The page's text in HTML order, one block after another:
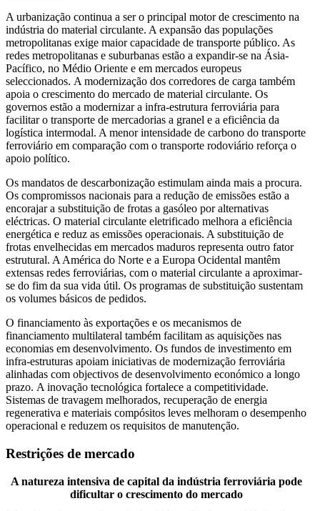
A urbanização continua a ser o principal motor de crescimento na
indústria do material circulante. A expansão das populações
metropolitanas exige maior capacidade de transporte público. As
redes metropolitanas e suburbanas estão a expandir-se na Ásia-
Pacífico, no Médio Oriente e em mercados europeus
seleccionados. A modernização dos corredores de carga também
apoia o crescimento do mercado de material circulante. Os
governos estão a modernizar a infra-estrutura ferroviária para
facilitar o transporte de mercadorias a granel e a eficiência da
logística intermodal. A menor intensidade de carbono do transporte
ferroviário em comparação com o transporte rodoviário reforça o
apoio político.
Os mandatos de descarbonização estimulam ainda mais a procura.
Os compromissos nacionais para a redução de emissões estão a
encorajar a substituição de frotas a gasóleo por alternativas
eléctricas. O material circulante eletrificado melhora a eficiência
energética e reduz as emissões operacionais. A substituição de
frotas envelhecidas em mercados maduros representa outro fator
estrutural. A América do Norte e a Europa Ocidental mantêm
extensas redes ferroviárias, com o material circulante a aproximar-
se do fim da sua vida útil. Os programas de substituição sustentam
os volumes básicos de pedidos.
O financiamento às exportações e os mecanismos de
financiamento multilateral também facilitam as aquisições nas
economias em desenvolvimento. Os fundos de investimento em
infra-estruturas apoiam iniciativas de modernização ferroviária
alinhadas com objectivos de desenvolvimento económico a longo
prazo. A inovação tecnológica fortalece a competitividade.
Sistemas de travagem melhorados, recuperação de energia
regenerativa e materiais compósitos leves melhoram o desempenho
operacional e reduzem os requisitos de manutenção.
Restrições de mercado
A natureza intensiva de capital da indústria ferroviária pode
dificultar o crescimento do mercado